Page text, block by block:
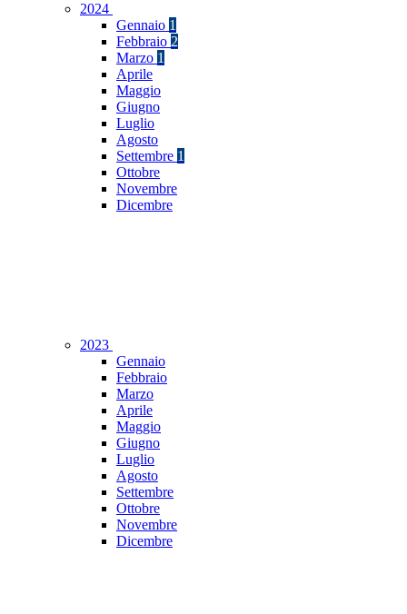
2024
Gennaio 1
Febbraio 2
Marzo 1
Aprile
Maggio
Giugno
Luglio
Agosto
Settembre 1
Ottobre
Novembre
Dicembre
2023
Gennaio
Febbraio
Marzo
Aprile
Maggio
Giugno
Luglio
Agosto
Settembre
Ottobre
Novembre
Dicembre